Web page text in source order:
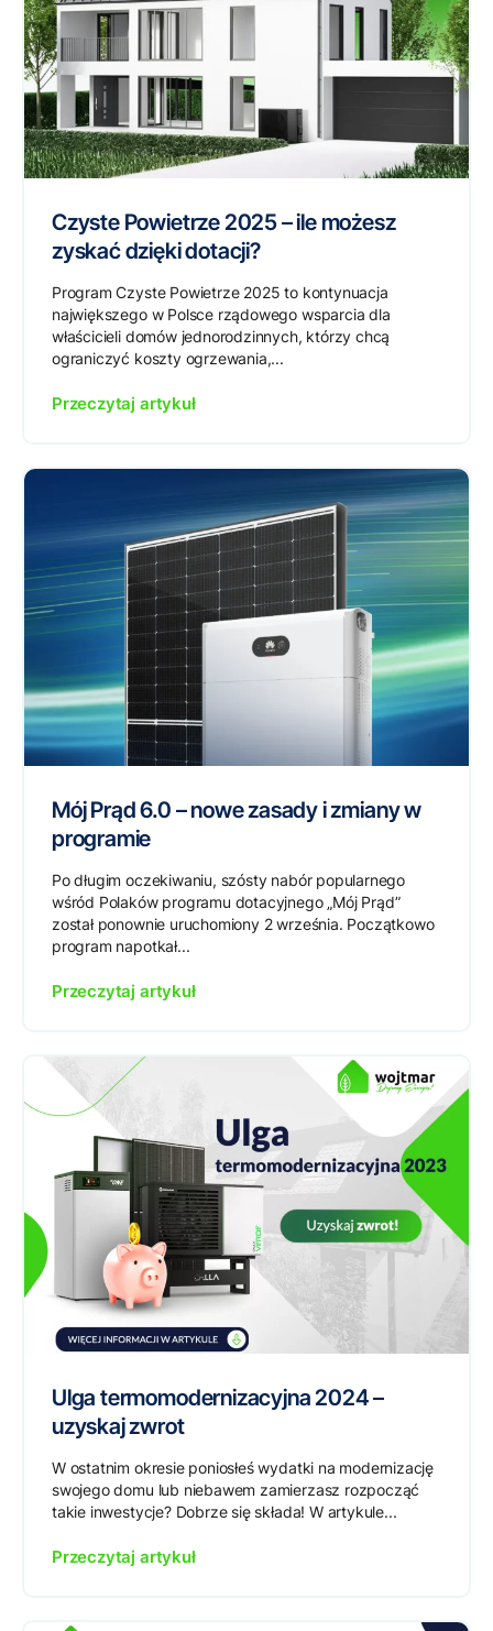
Czyste Powietrze 2025 – ile możesz
zyskać dzięki dotacji?
Program Czyste Powietrze 2025 to kontynuacja
największego w Polsce rządowego wsparcia dla
właścicieli domów jednorodzinnych, którzy chcą
ograniczyć koszty ogrzewania,...
Przeczytaj artykuł
Mój Prąd 6.0 – nowe zasady i zmiany w
programie
Po długim oczekiwaniu, szósty nabór popularnego
wśród Polaków programu dotacyjnego „Mój Prąd”
został ponownie uruchomiony 2 września. Początkowo
program napotkał...
Przeczytaj artykuł
Ulga termomodernizacyjna 2024 –
uzyskaj zwrot
W ostatnim okresie poniosłeś wydatki na modernizację
swojego domu lub niebawem zamierzasz rozpocząć
takie inwestycje? Dobrze się składa! W artykule...
Przeczytaj artykuł